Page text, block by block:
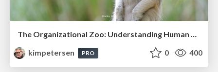
The Organizational Zoo: Understanding Human Behavior Agility Through Metaphoric Constructive Conversations (based on the works of Arthur Shelley, Ph.D)
kimpetersen
PRO 0 400